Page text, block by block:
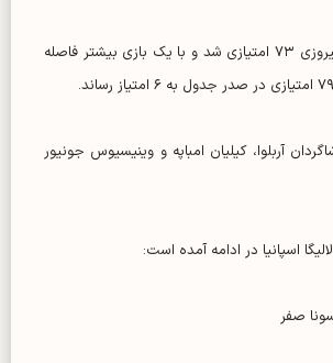
رئال مادرید با این پیروزی ۷۳ امتیازی شد و با یک بازی بیشتر فاصله
آربلوا، کیلیان امباپه و وینیسیوس جونیور